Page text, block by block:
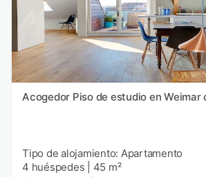
Acogedor Piso de estudio en Weimar
Tipo de alojamiento: Apartamento
4 huéspedes
45 m²